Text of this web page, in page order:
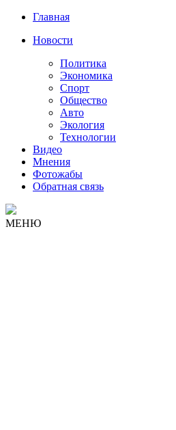
Главная
Новости
Политика
Экономика
Спорт
Общество
Авто
Экология
Технологии
Видео
Мнения
Фотожабы
Обратная связь
МЕНЮ